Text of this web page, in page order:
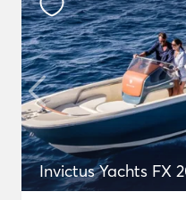
Invictus Yachts FX